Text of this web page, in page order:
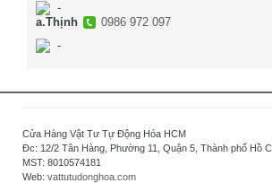
-
a.Thịnh
0986 972 097
-
Cửa Hàng Vật Tư Tự Động Hóa HCM
Đc: 12/2 Tân Hàng, Phường 11, Quận 5, Thành phố Hồ
MST: 8010574181
Web: vattutudonghoa.com